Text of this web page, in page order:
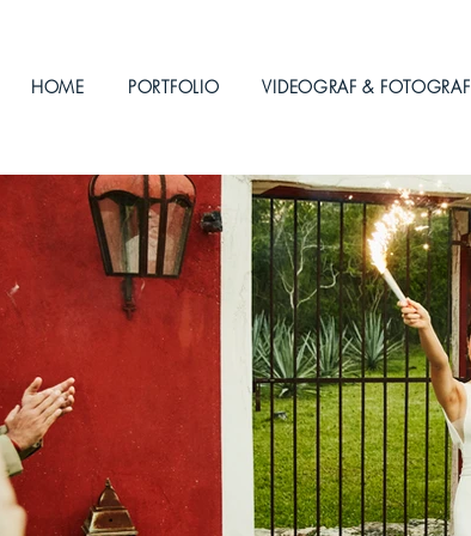
HOME PORTFOLIO VIDEOGRAF & FOTOGRAF